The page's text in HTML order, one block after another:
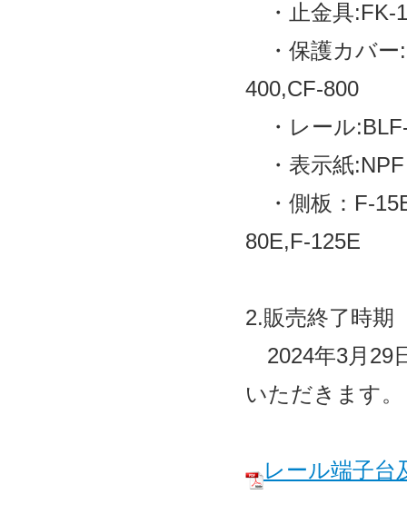
・止金具:FK-1
・保護カバー
400,CF-800
・レール
・表示紙:NPF
・側板：F-
80E,F-125E
2.販売終了時期
2024年3月29
いただきます。
レール端子台